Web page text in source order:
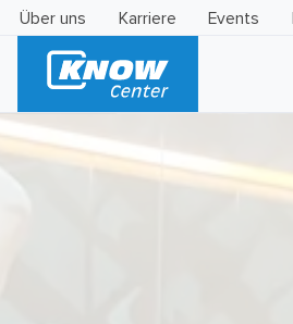
Über uns Karriere Events